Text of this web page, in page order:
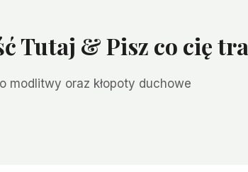
Tutaj & Pisz co cię
modlitwy oraz kłopoty duchowe